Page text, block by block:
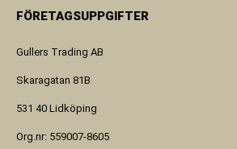
FÖRETAGSUPPGIFTER
Gullers Trading AB
Skaragatan 81B
531 40 Lidköping
Org.nr: 559007-8605